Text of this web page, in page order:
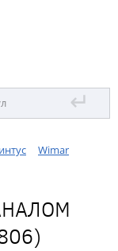
↵
Wimar